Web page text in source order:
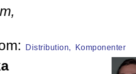
,
Distribution, Komponenter